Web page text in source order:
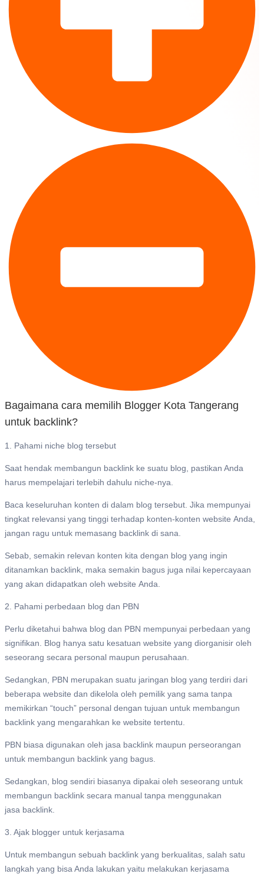
Bagaimana cara memilih Blogger Kota Tangerang
untuk backlink?
1. Pahami niche blog tersebut
Saat hendak membangun backlink ke suatu blog, pastikan Anda
harus mempelajari terlebih dahulu niche-nya.
Baca keseluruhan konten di dalam blog tersebut. Jika mempunyai
tingkat relevansi yang tinggi terhadap konten-konten website Anda,
jangan ragu untuk memasang backlink di sana.
Sebab, semakin relevan konten kita dengan blog yang ingin
ditanamkan backlink, maka semakin bagus juga nilai kepercayaan
yang akan didapatkan oleh website Anda.
2. Pahami perbedaan blog dan PBN
Perlu diketahui bahwa blog dan PBN mempunyai perbedaan yang
signifikan. Blog hanya satu kesatuan website yang diorganisir oleh
seseorang secara personal maupun perusahaan.
Sedangkan, PBN merupakan suatu jaringan blog yang terdiri dari
beberapa website dan dikelola oleh pemilik yang sama tanpa
memikirkan “touch” personal dengan tujuan untuk membangun
backlink yang mengarahkan ke website tertentu.
PBN biasa digunakan oleh jasa backlink maupun perseorangan
untuk membangun backlink yang bagus.
Sedangkan, blog sendiri biasanya dipakai oleh seseorang untuk
membangun backlink secara manual tanpa menggunakan
jasa backlink.
3. Ajak blogger untuk kerjasama
Untuk membangun sebuah backlink yang berkualitas, salah satu
langkah yang bisa Anda lakukan yaitu melakukan kerjasama